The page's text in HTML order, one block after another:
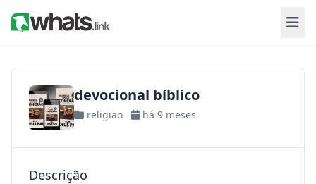
devocional bíblico
religiao há 9 meses
Descrição